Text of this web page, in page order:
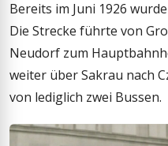
Bereits im Juni 1926
Die Strecke führte von
Neudorf zum
weiter über Sakrau nach
von lediglich zwei Bussen.